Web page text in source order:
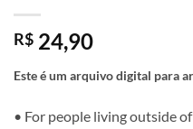
R$ 24,90
Este é um arquivo digital para
• For people living outside